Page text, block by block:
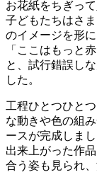
お花紙をちぎっ
子どもたちはさ
のイメージを形に
「ここはもっと
と、試行錯誤し
した。
工程ひとつひと
な動きや色の組
ースが完成しまし
出来上がった作
合う姿も見られ